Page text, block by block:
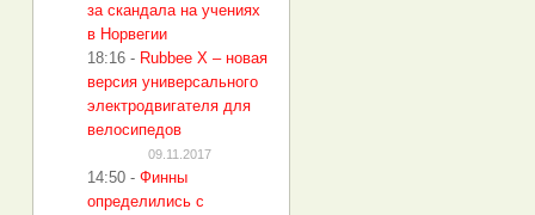
за скандала на учениях
в Норвегии
18:16 - Rubbee X – новая
версия универсального
электродвигателя для
велосипедов
09.11.2017
14:50 - Финны
определились с